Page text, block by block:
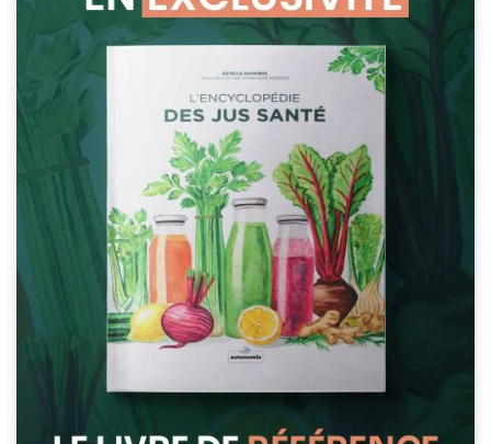
fonctionne
aussi bien que
possible lors
de votre visite.
Si vous refusez
ces cookies,
certaines
fonctionnalités
disparaîtront
du site Web.
Marketing
En partageant
votre intérêt et
comportement
lorsque vous
visitez notre